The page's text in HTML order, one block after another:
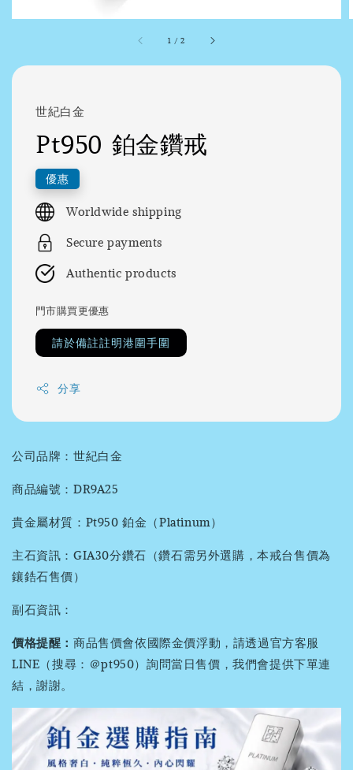
1 /2
世紀白金
Pt950 鉑金鑽戒
優惠
Worldwide shipping
Secure payments
Authentic products
門市購買更優惠
請於備註註明港圍手圍
分享
公司品牌：世紀白金
商品編號：DR9A25
貴金屬材質：Pt950 鉑金（Platinum）
主石資訊：GIA30分鑽石（鑽石需另外選購，本戒台售價為
鑲鋯石售價）
副石資訊：
價格提醒： 商品售價會依國際金價浮動，請透過官方客服
LINE（搜尋：＠pt950）詢問當日售價，我們會提供下單連
結，謝謝。